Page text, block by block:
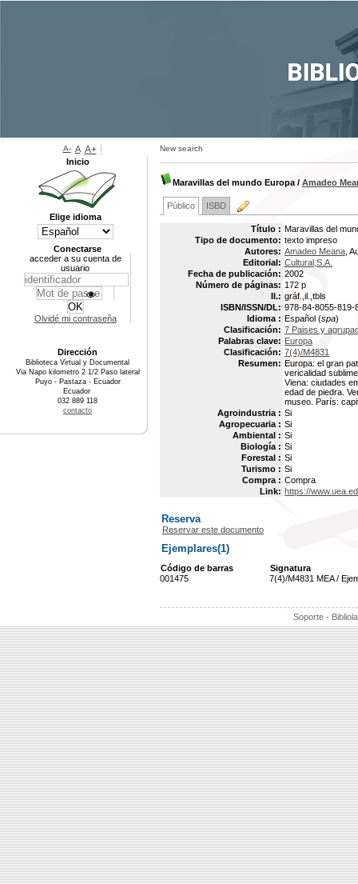
New search
Maravillas del mundo Europa / Amadeo
Público ISBD
Título : Maravillas del
Tipo de documento: texto impreso
Autores: Amadeo Meana ,
Editorial: Cultural,S.A.
Fecha de publicación: 2002
Número de páginas: 172 p
Il.: gráf.,il.,tbls
ISBN/ISSN/DL: 978-84-8055-819-
Idioma : Español (spa)
Clasificación: 7 Paises y
Palabras clave: Europa
Clasificación: 7(4)/M4831
Resumen: Europa: el gran
vericalidad
Viena: ciudades
edad de piedra.
museo. París:
Agroindustria : Si
Agropecuaria : Si
Ambiental : Si
Biología : Si
Forestal : Si
Turismo : Si
Compra : Compra
Link: https://
Reserva
Reservar este documento
Ejemplares(1)
Código de barras
Signatura
001475
7(4)/M4831 MEA /
Soporte -
A- A A+
Inicio
Elige idioma
Conectarse
acceder a su cuenta de
usuario
Olvidé mi contraseña
Dirección
Biblioteca Virtual y Documental
Via Napo kilometro 2 1/2 Paso lateral
Puyo - Pastaza - Ecuador
Ecuador
032 889 118
contacto